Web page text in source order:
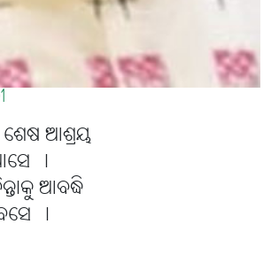
ଶେଷ ଆଶ୍ରୟ
।
ଆବଦ୍ଧି
।